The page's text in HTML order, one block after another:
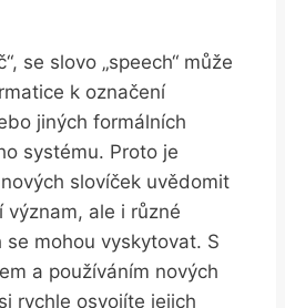
se slovo „speech“ může
k označení
jiných formálních
systému. Proto‌ je
slovíček uvědomit
⁣význam, ⁢ale i ​různé
mohou vyskytovat.⁤ S
a⁢ používáním nových
rychle osvojíte jejich